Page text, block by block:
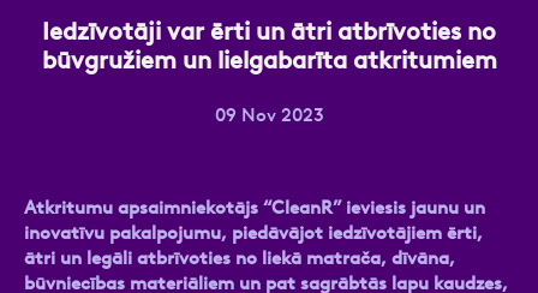
Iedzīvotāji var ērti un ātri atbrīvoties no
būvgružiem un lielgabarīta atkritumiem
09 Nov 2023
Atkritumu apsaimniekotājs “CleanR” ieviesis jaunu un
inovatīvu pakalpojumu, piedāvājot iedzīvotājiem ērti,
ātri un legāli atbrīvoties no liekā matrača, dīvāna,
būvniecības materiāliem un pat sagrābtās lapu kaudzes,
Ziņa